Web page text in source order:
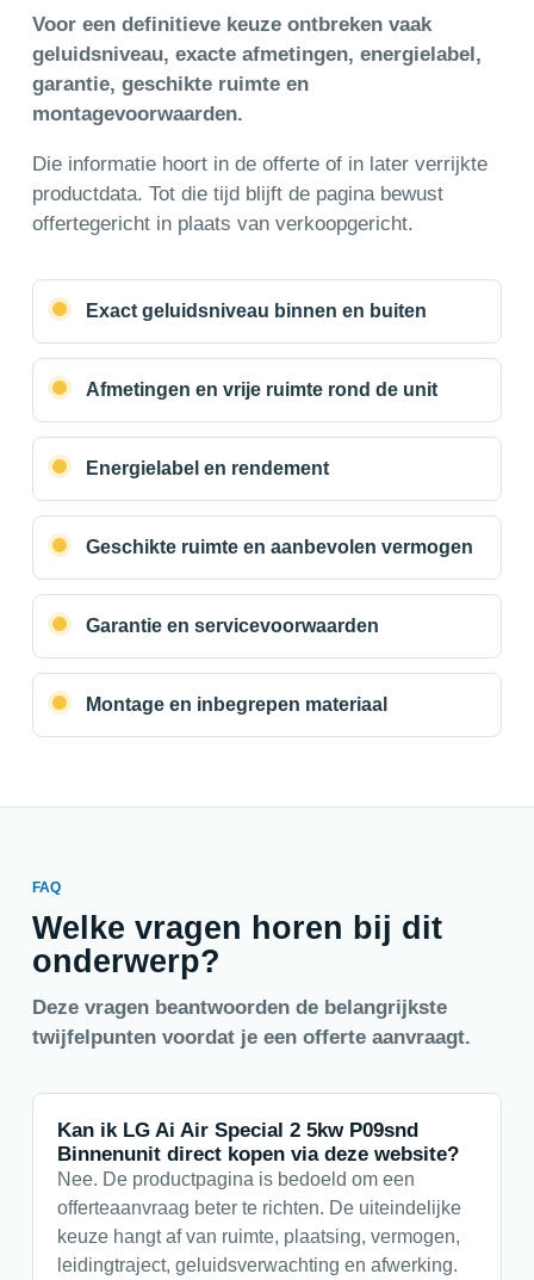
Voor een definitieve keuze ontbreken vaak
geluidsniveau, exacte afmetingen, energielabel,
garantie, geschikte ruimte en
montagevoorwaarden.
Die informatie hoort in de offerte of in later verrijkte
productdata. Tot die tijd blijft de pagina bewust
offertegericht in plaats van verkoopgericht.
Exact geluidsniveau binnen en buiten
Afmetingen en vrije ruimte rond de unit
Energielabel en rendement
Geschikte ruimte en aanbevolen vermogen
Garantie en servicevoorwaarden
Montage en inbegrepen materiaal
FAQ
Welke vragen horen bij dit
onderwerp?
Deze vragen beantwoorden de belangrijkste
twijfelpunten voordat je een offerte aanvraagt.
Kan ik LG Ai Air Special 2 5kw P09snd
Binnenunit direct kopen via deze website?
Nee. De productpagina is bedoeld om een
offerteaanvraag beter te richten. De uiteindelijke
keuze hangt af van ruimte, plaatsing, vermogen,
leidingtraject, geluidsverwachting en afwerking.